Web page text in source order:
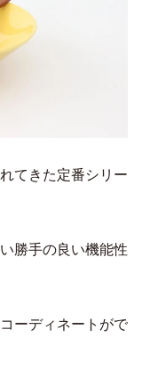
てきた定番シリー
勝手の良い機能性
ーディネートがで